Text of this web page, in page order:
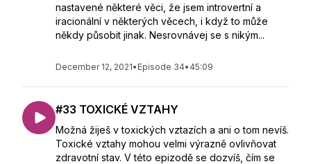
nastavené některé věci, že jsem introvertní a
iracionální v některých věcech, i když to může
někdy působit jinak. Nesrovnávej se s nikým...
December 12, 2021• Episode 34• 45:09
#33 TOXICKÉ VZTAHY
Možná žiješ v toxických vztazích a ani o tom nevíš.
Toxické vztahy mohou velmi výrazně ovlivňovat
zdravotní stav. V této epizodě se dozvíš, čím se